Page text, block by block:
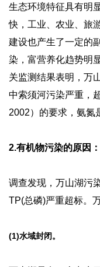
生态环境特征具有明
快，工业、农业、旅
建设也产生了一定的
染，富营养化趋势明
关监测结果表明，万
中索须河污染严重，
2002）的要求，氨氮
2.有机物污染的原因：
调查发现，万山湖污
TP(总磷)严重超标。
(1)水域封闭。